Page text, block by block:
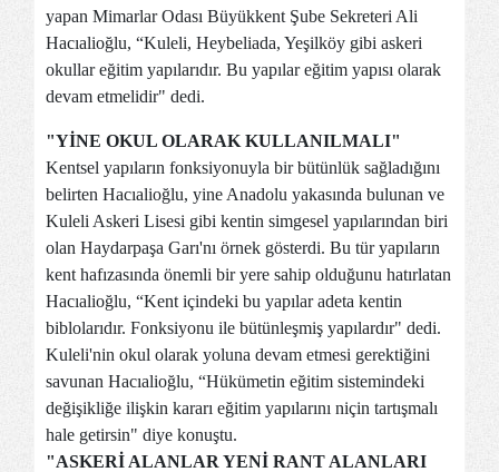
yapan Mimarlar Odası Büyükkent Şube Sekreteri Ali
Hacıalioğlu, “Kuleli, Heybeliada, Yeşilköy gibi askeri
okullar eğitim yapılarıdır. Bu yapılar eğitim yapısı olarak
devam etmelidir" dedi.
"YİNE OKUL OLARAK KULLANILMALI"
Kentsel yapıların fonksiyonuyla bir bütünlük sağladığını
belirten Hacıalioğlu, yine Anadolu yakasında bulunan ve
Kuleli Askeri Lisesi gibi kentin simgesel yapılarından biri
olan Haydarpaşa Garı'nı örnek gösterdi. Bu tür yapıların
kent hafızasında önemli bir yere sahip olduğunu hatırlatan
Hacıalioğlu, “Kent içindeki bu yapılar adeta kentin
biblolarıdır. Fonksiyonu ile bütünleşmiş yapılardır" dedi.
Kuleli'nin okul olarak yoluna devam etmesi gerektiğini
savunan Hacıalioğlu, “Hükümetin eğitim sistemindeki
değişikliğe ilişkin kararı eğitim yapılarını niçin tartışmalı
hale getirsin" diye konuştu.
"ASKERİ ALANLAR YENİ RANT ALANLARI